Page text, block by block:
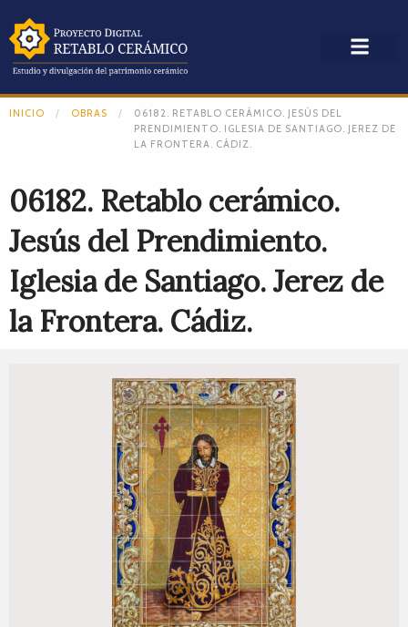
INICIO OBRAS
06182. RETABLO CERÁMICO. JESÚS DEL
PRENDIMIENTO. IGLESIA DE SANTIAGO. JEREZ DE
LA FRONTERA. CÁDIZ.
06182. Retablo cerámico.
Jesús del Prendimiento.
Iglesia de Santiago. Jerez de
la Frontera. Cádiz.